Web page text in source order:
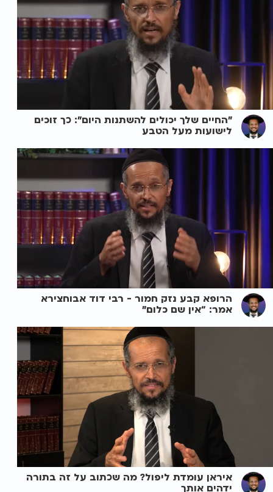
"החיים שלך יכולים להשתנות היום": כך זוכים
לישועות מעל הטבע
הרופא קבע נזק חמור - רבי דוד אבוחצירא
אמר: “אין שם כלום”
איראן עומדת ליפול? מה שכתוב על זה בתורה
ידהים אותך